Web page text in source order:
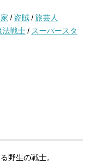
/ 盗賊 /旅芸人
法戦士 / スーパースタ
野生の戦士。